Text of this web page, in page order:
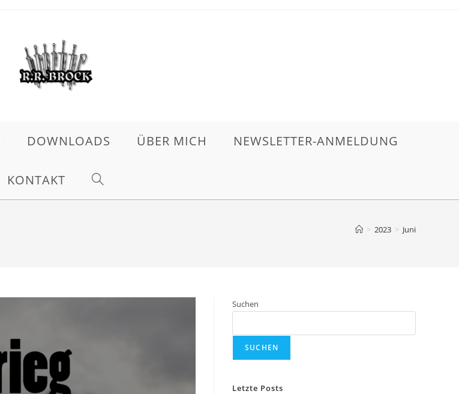
DOWNLOADS ÜBER MICH NEWSLETTER-ANMELDUNG
KONTAKT
> 2023 > Juni
Suchen
SUCHEN
Letzte Posts